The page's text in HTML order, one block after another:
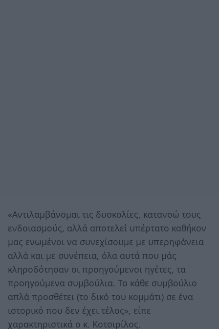
«Αντιλαμβάνομαι τις δυσκολίες, κατανοώ τους
ενδοιασμούς, αλλά αποτελεί υπέρτατο καθήκον
μας ενωμένοι να συνεχίσουμε με υπερηφάνεια
αλλά και με συνέπεια, όλα αυτά που μάς
κληροδότησαν οι προηγούμενοι ηγέτες, τα
προηγούμενα συμβούλια. Το κάθε συμβούλιο
απλά προσθέτει (το δικό του κομμάτι) σε ένα
ιστορικό που δεν έχει τέλος», είπε
χαρακτηριστικά ο κ. Κοτσιρίλος.